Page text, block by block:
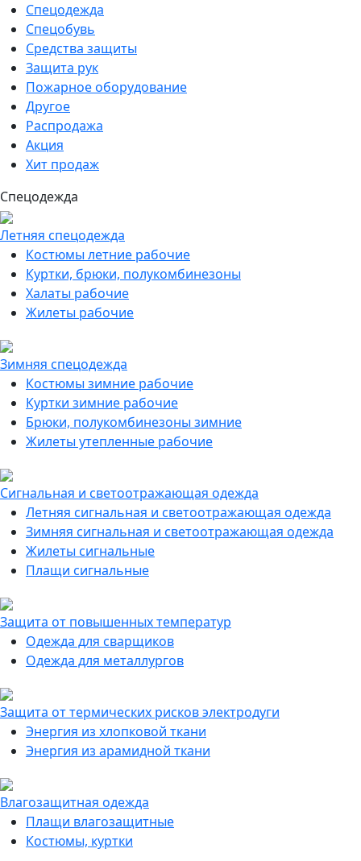
Спецодежда
Спецобувь
Средства защиты
Защита рук
Пожарное оборудование
Другое
Распродажа
Акция
Хит продаж
Спецодежда
Летняя спецодежда
Костюмы летние рабочие
Куртки, брюки, полукомбинезоны
Халаты рабочие
Жилеты рабочие
Зимняя спецодежда
Костюмы зимние рабочие
Куртки зимние рабочие
Брюки, полукомбинезоны зимние
Жилеты утепленные рабочие
Сигнальная и светоотражающая одежда
Летняя сигнальная и светоотражающая одежда
Зимняя сигнальная и светоотражающая одежда
Жилеты сигнальные
Плащи сигнальные
Защита от повышенных температур
Одежда для сварщиков
Одежда для металлургов
Защита от термических рисков электродуги
Энергия из хлопковой ткани
Энергия из арамидной ткани
Влагозащитная одежда
Плащи влагозащитные
Костюмы, куртки